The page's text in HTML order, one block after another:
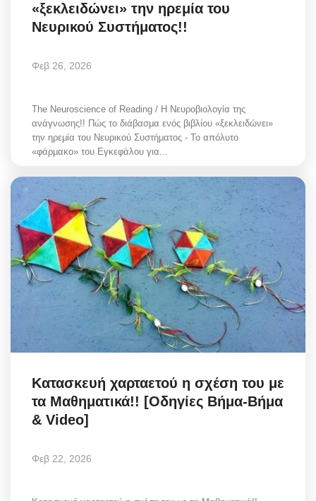
«ξεκλειδώνει» την ηρεμία του
Νευρικού Συστήματος!!
Φεβ 26, 2026
The Neuroscience of Reading / Η Νευροβιολογία της
ανάγνωσης!! Πώς το διάβασμα ενός βιβλίου «ξεκλειδώνει»
την ηρεμία του Νευρικού Συστήματος - Το απόλυτο
«φάρμακο» του Εγκεφάλου για...
Κατασκευή χαρταετού η σχέση του με
τα Μαθηματικά!! [Οδηγίες Βήμα-Βήμα
& Video]
Φεβ 22, 2026